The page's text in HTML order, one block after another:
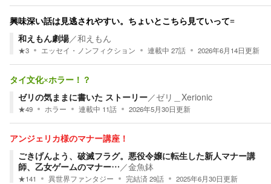
興味深い話は見逃されやすい。ちょいとこちら見ていって=
和えもん劇場／和えもん
★3 エッセイ・ノンフィクション 連載中 27話 2026年6月14日更新
タイ文化×ホラー！？
ゼリの気ままに書いた ストーリー／ゼリ＿Xerionic
★49 ホラー 連載中 11話 2026年5月30日更新
アンジェリカ様のマナー講座！
ごきげんよう、破滅フラグ。悪役令嬢に転生した新人マナー講
師、乙女ゲームのマナー…／金魚鉢
★141 異世界ファンタジー 完結済29話 2025年6月30日更新